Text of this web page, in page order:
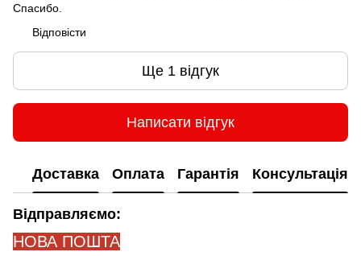
Спасибо.
Відповісти
Ще 1 відгук
Написати відгук
Доставка Оплата Гарантія Консультація
Відправляємо:
НОВА ПОШТА